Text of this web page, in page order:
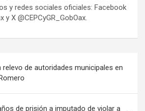
y redes sociales oficiales: Facebook
y X @CEPCyGR_GobOax.
relevo de autoridades municipales en
de prisión a imputado de violar a